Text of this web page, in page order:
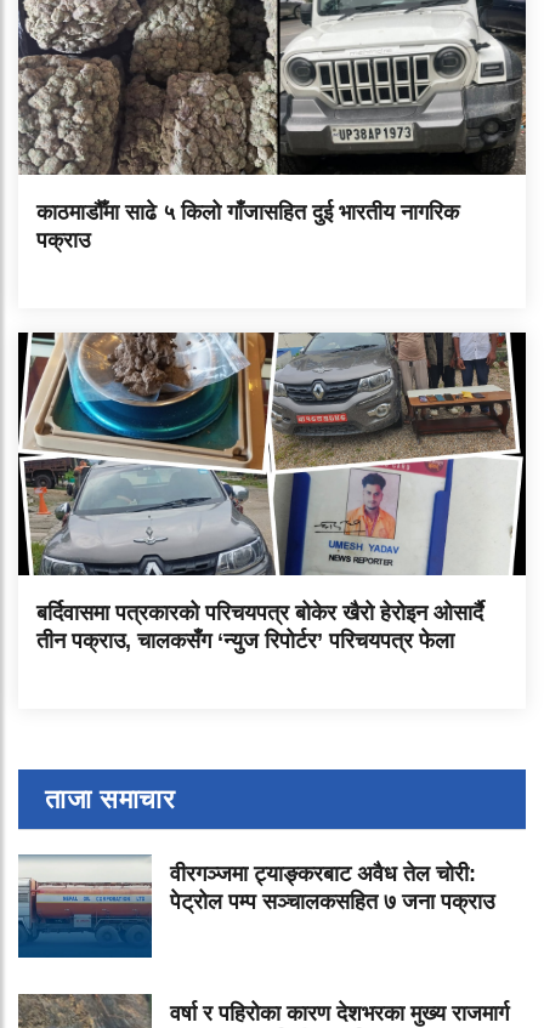
काठमाडौँमा साढे ५ किलो गाँजासहित दुई भारतीय नागरिक
पक्राउ
बर्दिवासमा पत्रकारको परिचयपत्र बोकेर खैरो हेरोइन ओसार्दै
तीन पक्राउ, चालकसँग ‘न्युज रिपोर्टर’ परिचयपत्र फेला
ताजा समाचार
वीरगञ्जमा ट्याङ्करबाट अवैध तेल चोरी:
पेट्रोल पम्प सञ्चालकसहित ७ जना पक्राउ
वर्षा र पहिरोका कारण देशभरका मुख्य राजमार्ग